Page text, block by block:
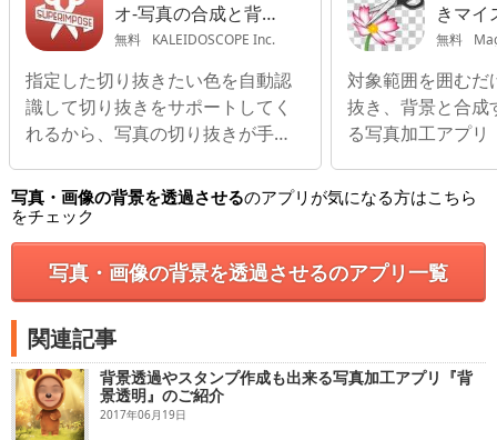
オ-写真の合成と背景
透過画像を作成
無料 KALEIDOSCOPE Inc.
指定した切り抜きたい色を自動認
識して切り抜きをサポートしてく
れるから、写真の切り抜きが手軽
きマイ
透過・
成写真-
無料
対象範囲を囲むだ
抜き、背景と合成
る写真加工アプリ
写真・画像の背景を透過させるのアプリが気になる方はこちら
をチェック
写真・画像の背景を透過させるのアプリ一覧
関連記事
背景透過やスタンプ作成も出来る写真加工アプリ『背
景透明』のご紹介
2017年06月19日